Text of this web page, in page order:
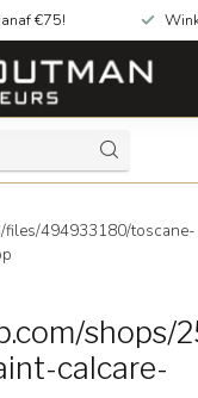
€75!
files/494933180/toscane-
calcare-